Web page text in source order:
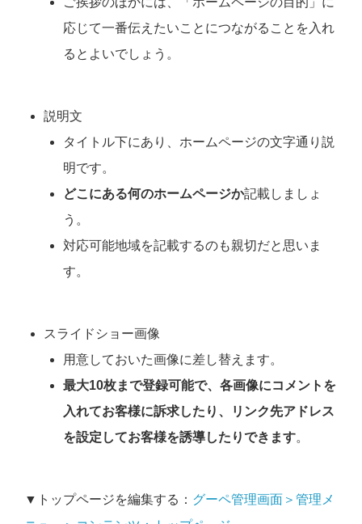
応じて一番伝えたいことにつながることを入れ
るとよいでしょう。
説明文
タイトル下にあり、ホームページの文字通り説
明です。
どこにある何のホームページか記載しましょ
う。
対応可能地域を記載するのも親切だと思いま
す。
スライドショー画像
用意しておいた画像に差し替えます。
最大10枚まで登録可能で、各画像にコメントを
入れてお客様に訴求したり、リンク先アドレス
を設定してお客様を誘導したりできます。
▼トップページを編集する： グーペ管理画面＞管理メ